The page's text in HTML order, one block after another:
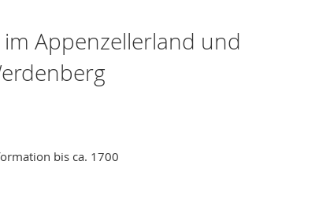
Appenzellerland und
bis ca. 1700